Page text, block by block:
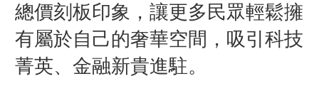
總價刻板印象，讓更多民眾輕鬆擁
有屬於自己的奢華空間，吸引科技
菁英、金融新貴進駐。